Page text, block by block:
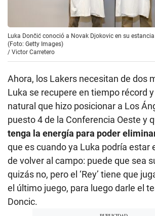
Luka Dončić conoció a Novak Djokovic en su
(Foto: Getty Images)
/ Victor Carretero
Ahora, los Lakers necesitan de dos
Luka se recupere en tiempo récord
natural que hizo posicionar a Los
puesto 4 de la Conferencia Oeste y
tenga la energía para poder
que es cuando ya Luka podría estar
de volver al campo: puede que sea
quizás no, pero el ‘Rey’ tiene que
el último juego, para luego darle el
Doncic.